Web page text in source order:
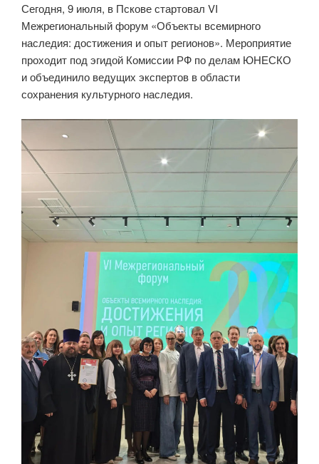
Школа»
в
Печорах»
Сегодня, 9 июля, в Пскове стартовал VI
Межрегиональный форум «Объекты всемирного
наследия: достижения и опыт регионов». Мероприятие
проходит под эгидой Комиссии РФ по делам ЮНЕСКО
и объединило ведущих экспертов в области
сохранения культурного наследия.